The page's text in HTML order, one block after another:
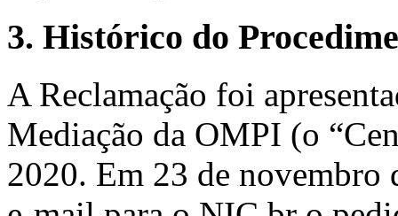
3. Histórico do
A Reclamação foi
Mediação da OMPI (o
2020. Em 23 de